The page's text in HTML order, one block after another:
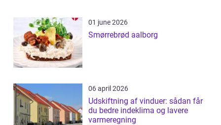
01 june 2026
Smørrebrød aalborg
06 april 2026
Udskiftning af vinduer: sådan får
du bedre indeklima og lavere
varmeregning